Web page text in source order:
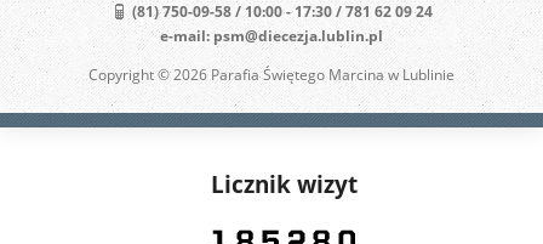
(81) 750-09-58 / 10:00 - 17:30 / 781 62 09 24
e-mail: psm@diecezja.lublin.pl
Copyright © 2026 Parafia Świętego Marcina w Lublinie
Licznik wizyt